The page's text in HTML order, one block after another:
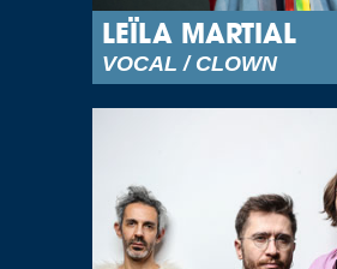
LEÏLA MARTIAL
VOCAL / CLOWN